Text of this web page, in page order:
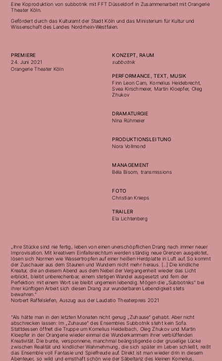
Eine Koproduktion von subbotnik mitFFT Düsseldorf in Zusammenarbeit mit Orangerie
Theater Köln.
Gefördert durch das Kulturamt der Stadt Köln und das Ministerium für Kultur und
Wissenschaft des Landes Nordrhein-Westfalen.
PREMIERE
24. Juni 2021
Orangerie Theater Köln
KONZEPT, RAUM
subbotnik
PERFORMANCE, TEXT, MUSIK
Finn Leon Cam, Kornelius Heidebrecht,
Svea Kirschmeier, Martin Kloepfer, Oleg
Zhukov
DRAMATURGIE
Nina Rühmeier
PRODUKTIONSLEITUNG
Nora Vollmond
MANAGEMENT
Béla Bisom, transmissions
FOTO
Christian Knieps
TRAILER
Ela Lichtenberg
„Ihre Stücke sind nie fertig, leben von einen unerschöpflichen Drang nach immer neuer
Improvisation. Mit kreativem Einfallsreichtum werden ständig neue Grenzen ausgelotet,
lösen sich Normen wie Wassertropfen auf einer heißen Herdplatte in Luft auf. So kommt
der Zuschauer aus dem Staunen und Wundern nicht mehr heraus. [...] Die kindliche
Kreatur, die an diesem Abend aus dem Nebel der Vergangenheit wieder das Licht
erblickt, bleibt unberechenbar, einem stetigen Wandel ausgesetzt und fern der
Perfektion: mit einem Wort sie bleibt ungemein lebendig. Mögen die „Subbotniks“ bei
ihrer künftigen Arbeit sich diesen Drang zur wunderbaren Lebendigkeit stets
bewahren.“
Norbert RaffelsIefen, Auszug aus der Laudatio Theaterpreis 2021
“Als hätte man in den letzten Monaten nicht genug „Zuhause“ gehabt. Aber nicht
abschrecken lassen: Im „Zuhause“ des Ensembles Subbotnik steht kein Sofa.
Stattdessen öffnet die Truppe um Kornelius Heidelbach, Oleg Zhukov und Martin
Kloepfer in der Orangerie wieder einmal die Wunderkammern ihrer verblüffenden
Kreativität. Die bunte, versponnene, manchmal beängstigende oder gruselige Lücke
zwischen Realität und kindlicher Wahrnehmung, die sich später im Leben schließt, reißt
das Ensemble voll Fantasie und Spielfreude auf. Direkt ist man wieder drin in diesem
Abenteuer, so wild und ernsthaft schön wie der Säbeltanz des kleinen Kornelius,